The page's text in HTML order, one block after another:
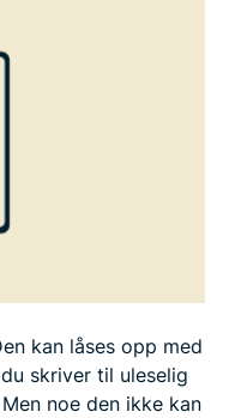
kan låses opp med
skriver til uleselig
noe den ikke kan